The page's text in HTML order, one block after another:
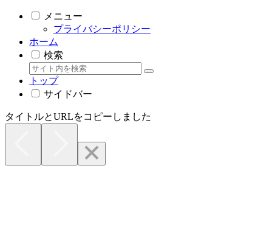
メニュー
プライバシーポリシー
ホーム
検索
トップ
サイドバー
タイトルとURLをコピーしました